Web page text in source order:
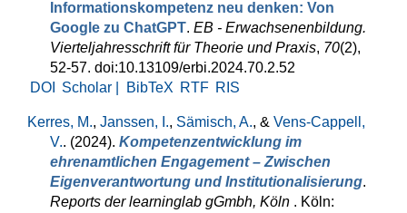
Informationskompetenz neu denken: Von
Google zu ChatGPT. EB - Erwachsenenbildung.
Vierteljahresschrift für Theorie und Praxis, 70(2),
52-57. doi:10.13109/erbi.2024.70.2.52
DOI
Scholar | BibTeX RTF RIS
Kerres, M., Janssen, I., Sämisch, A., & Vens-Cappell,
V.. (2024). Kompetenzentwicklung im
ehrenamtlichen Engagement – Zwischen
Eigenverantwortung und Institutionalisierung.
Reports der learninglab gGmbh, Köln . Köln: